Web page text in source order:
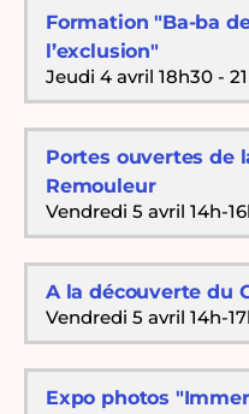
Formation "Ba-ba
l’exclusion"
Jeudi 4 avril 18h30 -
Portes ouvertes de
Remouleur
Vendredi 5 avril 14h-
A la découverte du
Vendredi 5 avril 14h-
Expo photos